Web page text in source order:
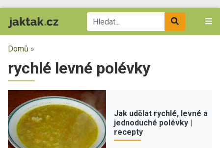
Domů »
rychlé levné polévky
Jak udělat rychlé, levné a
jednoduché polévky |
recepty